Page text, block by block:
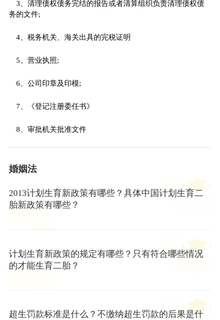
3、清理债权债务完结的报告或者清算组织负责清理债权债
务的文件;
4、税务机关、海关出具的完税证明
5、营业执照;
6、公司印章及印模;
7、《登记注册委任书》
8、审批机关批准文件
婚姻法
2013计划生育新政策有哪些？具体中国计划生育二
胎新政策有哪些？
计划生育新政策的规定有哪些？只有符合哪些情况
的才能生育二胎？
超生罚款标准是什么？不缴纳超生罚款的后果是什